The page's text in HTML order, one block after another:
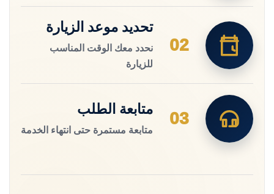
02
تحديد موعد الزيارة
نحدد معك الوقت المناسب
للزيارة
03
متابعة الطلب
متابعة مستمرة حتى انتهاء الخدمة